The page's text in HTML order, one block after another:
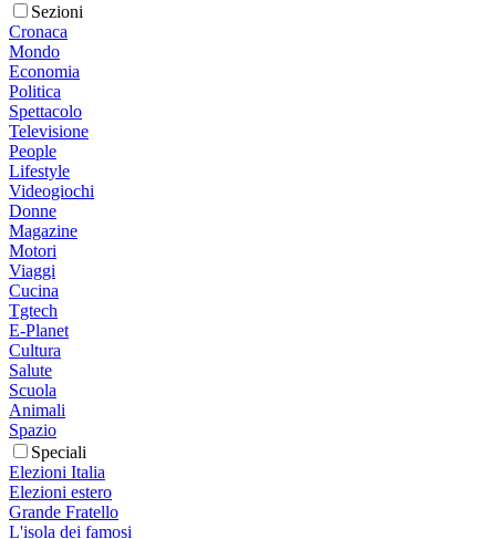
Sezioni
Cronaca
Mondo
Economia
Politica
Spettacolo
Televisione
People
Lifestyle
Videogiochi
Donne
Magazine
Motori
Viaggi
Cucina
Tgtech
E-Planet
Cultura
Salute
Scuola
Animali
Spazio
Speciali
Elezioni Italia
Elezioni estero
Grande Fratello
L'isola dei famosi